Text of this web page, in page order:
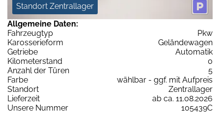
Standort Zentrallager
Allgemeine Daten:
Fahrzeugtyp
Pkw
Karosserieform
Geländewagen
Getriebe
Automatik
Kilometerstand
0
Anzahl der Türen
5
Farbe
wählbar - ggf. mit Aufpreis
Standort
Zentrallager
Lieferzeit
ab ca. 11.08.2026
Unsere Nummer
105439C